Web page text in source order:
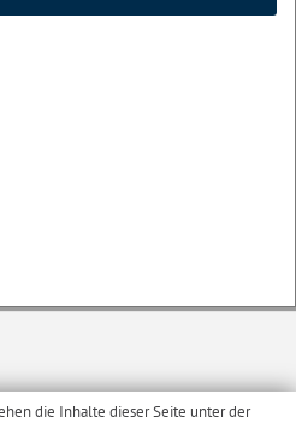
die Inhalte dieser Seite unter der